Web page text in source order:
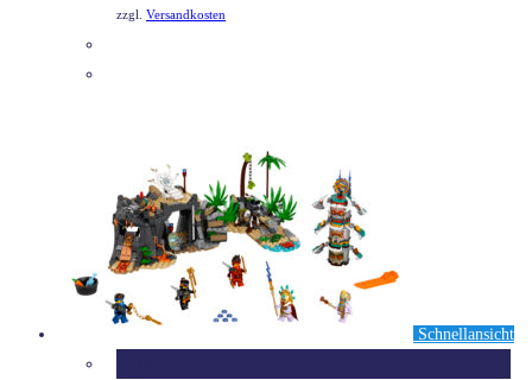
zzgl. Versandkosten
Schnellansicht